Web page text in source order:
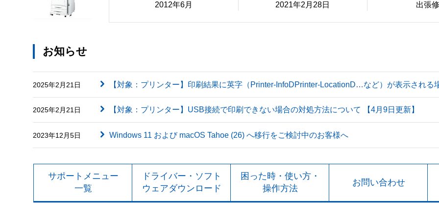
2012年6月
2021年2月28日
出張
お知らせ
2025年2月21日 【対象：プリンター】印刷結果に英字（Printer-InfoDPrinter-LocationD…など）が表示される
2025年2月21日 【対象：プリンター】USB接続で印刷できない場合の対処方法について 【4月9日更新】
2023年12月5日 Windows 11 および macOS Tahoe (26) へ移行をご検討中のお客様へ
サポートメニュー
一覧
ドライバー・ソフト
ウェアダウンロード
困った時・使い方・
操作方法
お問い合わせ